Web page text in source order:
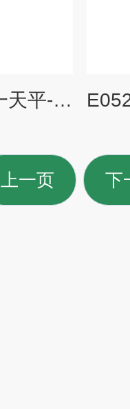
E0522天津万分之一天平-高精度带打印标签分析天平生产价格
上一页 下